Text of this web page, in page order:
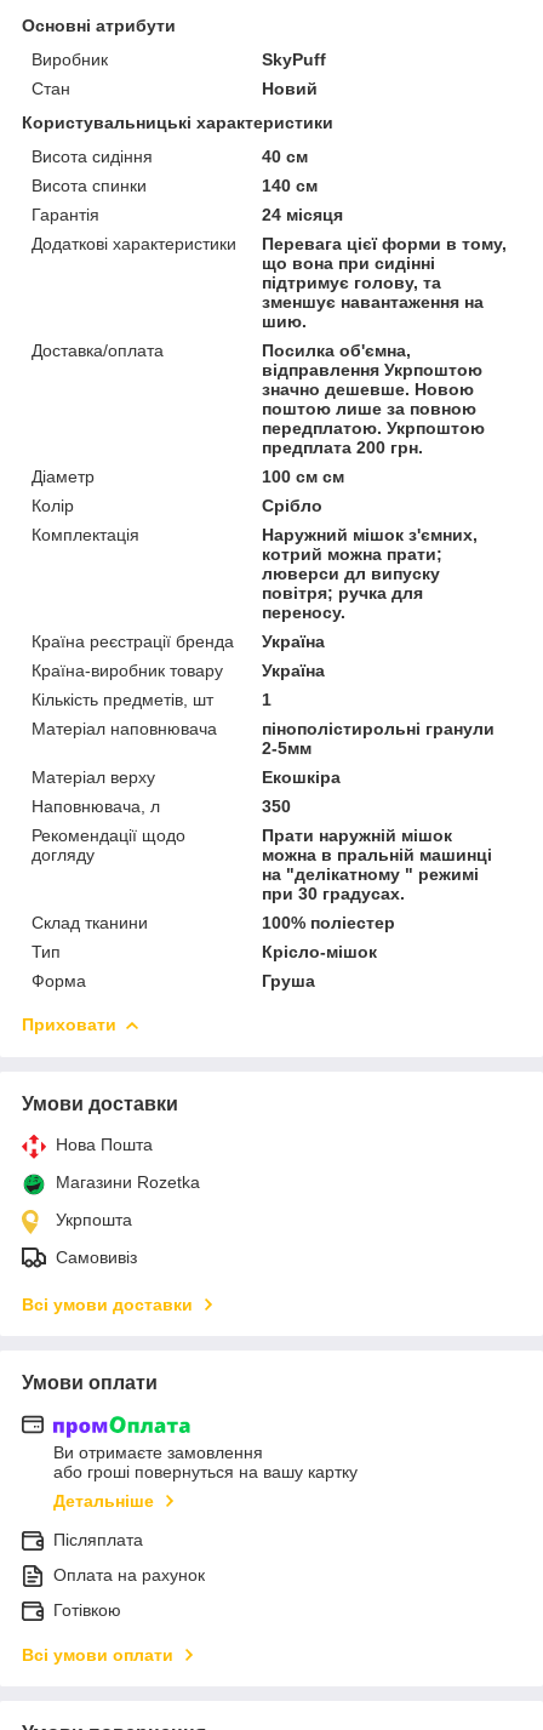
Основні атрибути
Виробник
SkyPuff
Стан
Новий
Користувальницькі характеристики
Висота сидіння
40 см
Висота спинки
140 см
Гарантія
24 місяця
Додаткові характеристики
Перевага цієї форми в тому,
що вона при сидінні
підтримує голову, та
зменшує навантаження на
шию.
Доставка/оплата
Посилка об'ємна,
відправлення Укрпоштою
значно дешевше. Новою
поштою лише за повною
передплатою. Укрпоштою
предплата 200 грн.
Діаметр
100 см см
Колір
Срібло
Комплектація
Наружний мішок з'ємних,
котрий можна прати;
люверси дл випуску
повітря; ручка для
переносу.
Країна реєстрації бренда
Україна
Країна-виробник товару
Україна
Кількість предметів, шт
1
Матеріал наповнювача
пінополістирольні гранули
2-5мм
Матеріал верху
Екошкіра
Наповнювача, л
350
Рекомендації щодо
догляду
Прати наружній мішок
можна в пральній машинці
на "делікатному " режимі
при 30 градусах.
Склад тканини
100% поліестер
Тип
Крісло-мішок
Форма
Груша
Приховати
Умови доставки
Нова Пошта
Магазини Rozetka
Укрпошта
Самовивіз
Всі умови доставки
Умови оплати
Ви отримаєте замовлення
або гроші повернуться на вашу картку
Детальніше
Післяплата
Оплата на рахунок
Готівкою
Всі умови оплати